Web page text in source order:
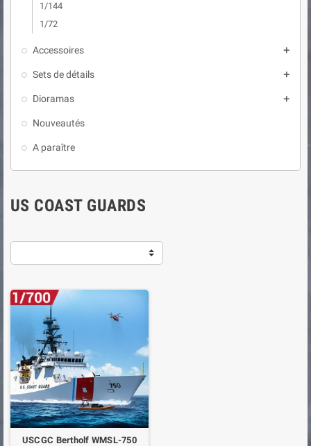
1/144
1/72
Accessoires 
Sets de détails 
Dioramas 
Nouveautés
A paraître
US COAST GUARDS
USCGC Bertholf WMSL-750